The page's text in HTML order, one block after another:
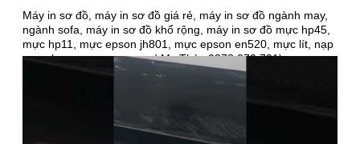
Máy in sơ đồ, máy in sơ đồ giá rẻ, máy in sơ đồ ngành may,
ngành sofa, máy in sơ đồ khổ rộng, máy in sơ đồ mực hp45,
mực hp11, mực epson jh801, mực epson en520, mực lít, nạp
mực, bơm mực, sạc mực ( Ms Thùy 0378 070 701)